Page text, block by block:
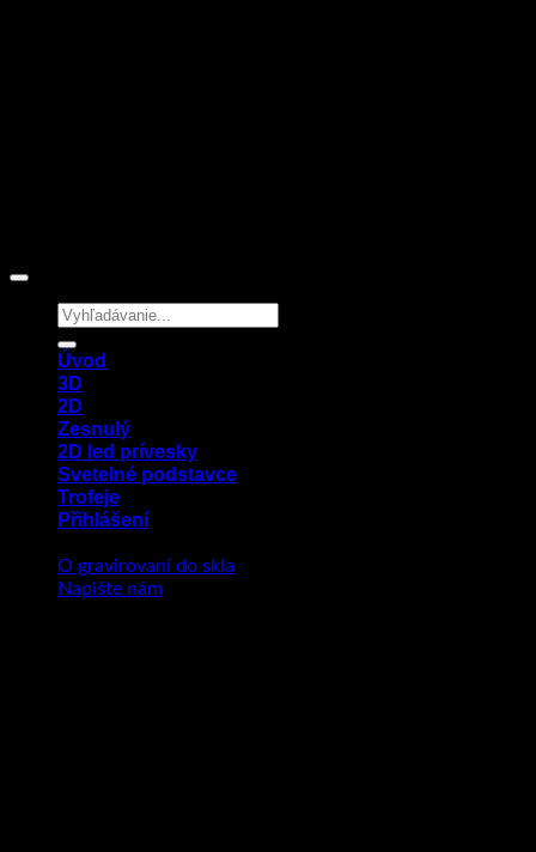
Hledat:
Úvod
3D
2D
Zesnulý
2D led prívesky
Svetelné podstavce
Trofeje
Přihlášení
O gravirovaní do skla
Napište nám